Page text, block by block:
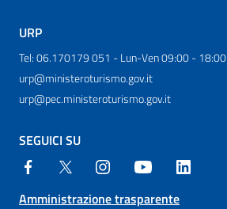
URP
Tel: 06.170179 051 - Lun-Ven 09:00 - 18:00
urp@ministeroturismo.gov.it
urp@pec.ministeroturismo.gov.it
SEGUICI SU
Amministrazione trasparente